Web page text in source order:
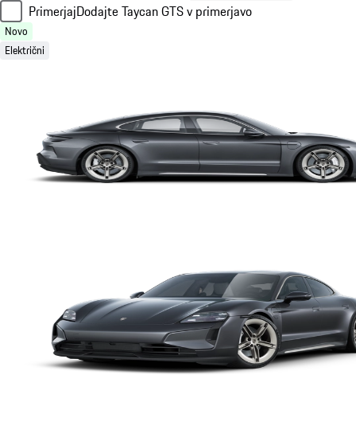
PrimerjajDodajte Taycan GTS v primerjavo
Novo
Električni